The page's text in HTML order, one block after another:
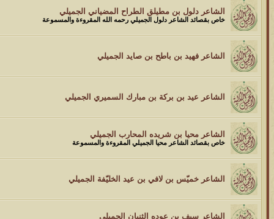
مسابقة ( اعرف من صاحب هذه الصوره )
الموضوع
غير اسم اللي قبلك
اتحداك تجيب الصورة المطلوبةّّّ!!
المنتدى كالأنسان
ܓܨ الإعجآز العلمي في التين و الزيتون , الذي ادخل الفريق البحث الى
الشاعر دلول بن مطيلق الطراح المضياني الجميلي
خاص بقصائد الشاعر دلول الجميلي رحمه الله المقروءة والمسموعة
الشاعر فهيد بن باطح بن صايد الجميلي
الشاعر عيد بن بركة بن مبارك السميري الجميلي
الشاعر محيا بن شريده المحارب الجميلي
خاص بقصائد الشاعر محيا الجميلي المقروءة والمسموعة
الشاعر خميّس بن لافي بن عيد الخليّفة الجميلي
الشاعر سيف بن عوده الثنيان الجميلي